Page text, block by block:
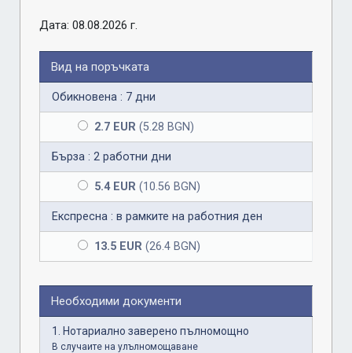
Дата: 08.08.2026 г.
Вид на поръчката
Обикновена : 7 дни
2.7 EUR (5.28 BGN)
Бърза : 2 работни дни
5.4 EUR (10.56 BGN)
Експресна : в рамките на работния ден
13.5 EUR (26.4 BGN)
Необходими документи
1. Нотариално заверено пълномощно
В случаите на улълномощаване